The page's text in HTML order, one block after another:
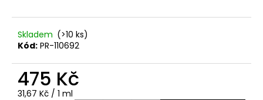
Skladem (>10 ks)
Kód: PR-110692
475 Kč
Měrná
31,67 Kč / 1 ml
D
o
p